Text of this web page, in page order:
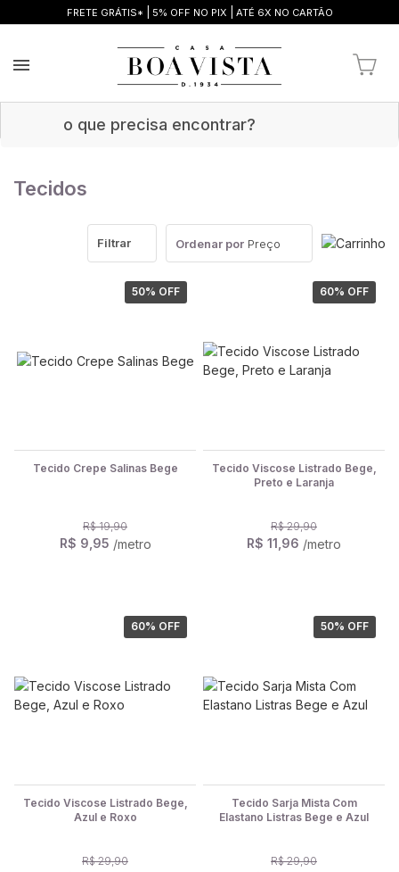
FRETE GRÁTIS* 5% OFF NO PIX ATÉ 6X NO CARTÃO
Tecidos
Filtrar Ordenar por Preço
50% OFF
Tecido Crepe Salinas Bege
R$ 19,90
R$ 9,95 /metro
60% OFF
Tecido Viscose Listrado Bege,
Preto e Laranja
R$ 29,90
R$ 11,96 /metro
60% OFF
Tecido Viscose Listrado Bege,
Azul e Roxo
R$ 29,90
50% OFF
Tecido Sarja Mista Com
Elastano Listras Bege e Azul
R$ 29,90